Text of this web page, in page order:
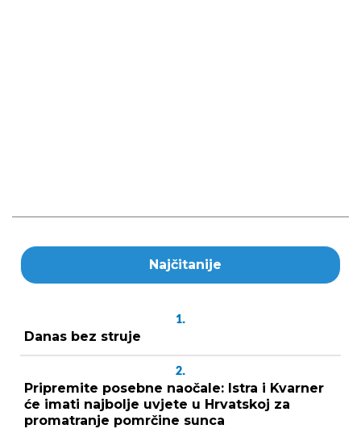
Najčitanije
1.
Danas bez struje
2.
Pripremite posebne naočale: Istra i Kvarner
će imati najbolje uvjete u Hrvatskoj za
promatranje pomrčine sunca